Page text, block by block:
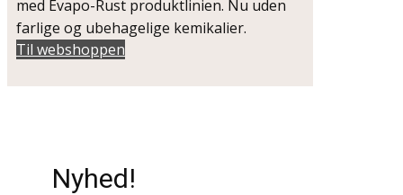
med Evapo-Rust produktlinien. Nu uden
farlige og ubehagelige kemikalier.
Til webshoppen
Nyhed!